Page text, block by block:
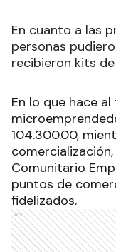
En cuanto a las
personas
recibieron kits
En lo que hace
104.300.00,
Comunitario
puntos de
fidelizados.
Ads